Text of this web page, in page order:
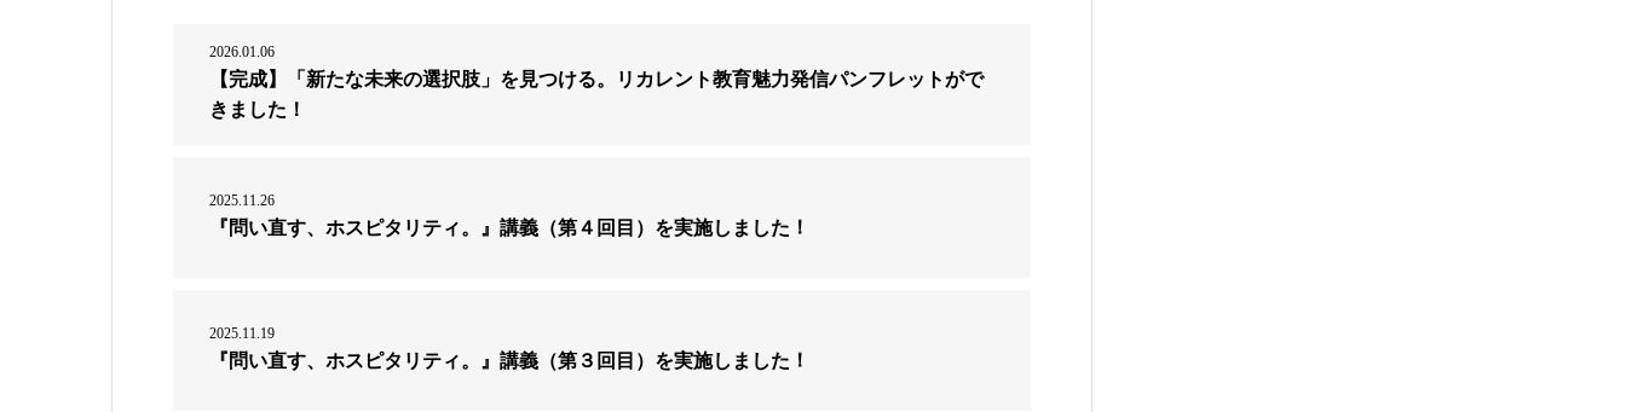
2026.01.06
【完成】「新たな未来の選択肢」を見つける。リカレント教育魅力発信パンフレットがで
きました！
2025.11.26
『問い直す、ホスピタリティ。』講義（第４回目）を実施しました！
2025.11.19
『問い直す、ホスピタリティ。』講義（第３回目）を実施しました！